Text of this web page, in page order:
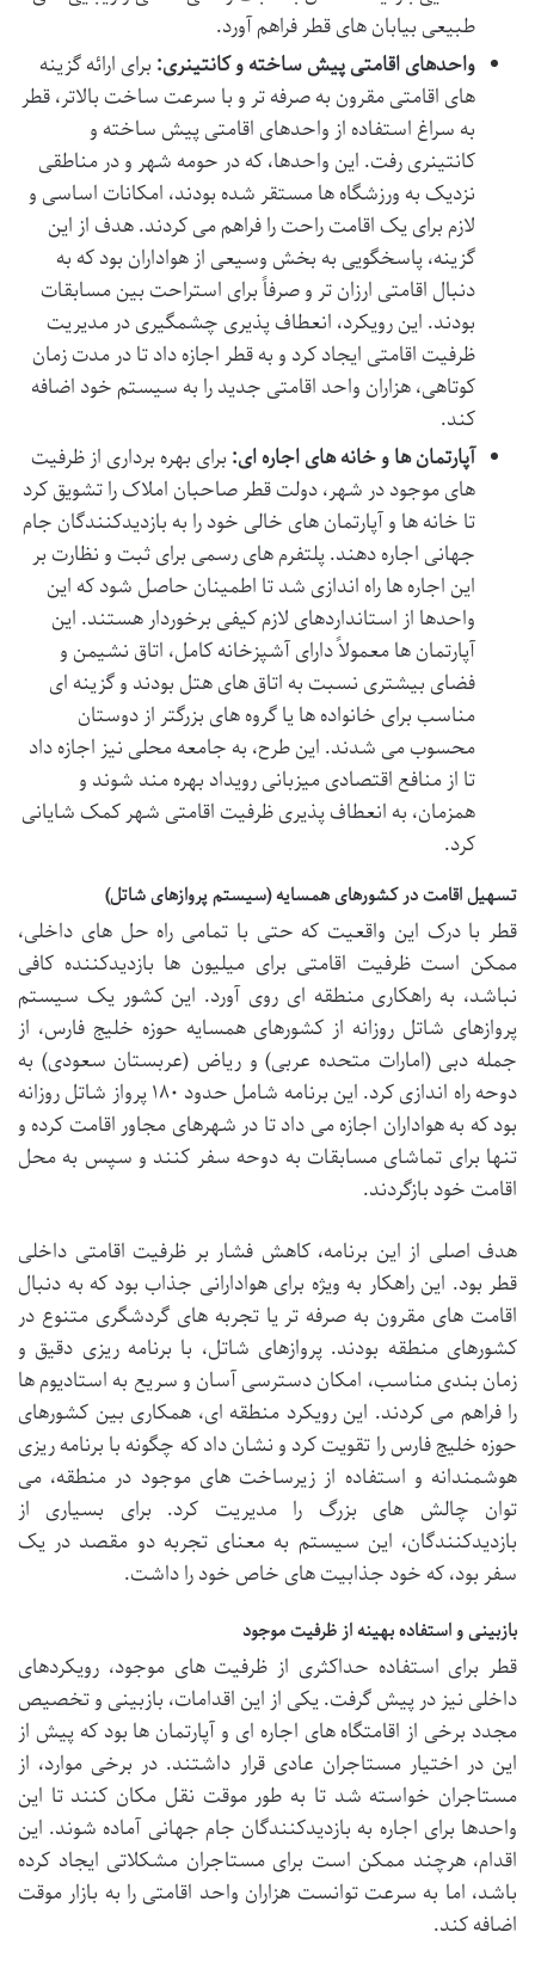
طبیعی بیابان های قطر فراهم آورد.
واحدهای اقامتی پیش ساخته و کانتینری: برای ارائه گزینه
های اقامتی مقرون به صرفه تر و با سرعت ساخت بالاتر، قطر
به سراغ استفاده از واحدهای اقامتی پیش ساخته و
کانتینری رفت. این واحدها، که در حومه شهر و در مناطقی
نزدیک به ورزشگاه ها مستقر شده بودند، امکانات اساسی و
لازم برای یک اقامت راحت را فراهم می کردند. هدف از این
گزینه، پاسخگویی به بخش وسیعی از هواداران بود که به
دنبال اقامتی ارزان تر و صرفاً برای استراحت بین مسابقات
بودند. این رویکرد، انعطاف پذیری چشمگیری در مدیریت
ظرفیت اقامتی ایجاد کرد و به قطر اجازه داد تا در مدت زمان
کوتاهی، هزاران واحد اقامتی جدید را به سیستم خود اضافه
کند.
آپارتمان ها و خانه های اجاره ای: برای بهره برداری از ظرفیت
های موجود در شهر، دولت قطر صاحبان املاک را تشویق کرد
تا خانه ها و آپارتمان های خالی خود را به بازدیدکنندگان جام
جهانی اجاره دهند. پلتفرم های رسمی برای ثبت و نظارت بر
این اجاره ها راه اندازی شد تا اطمینان حاصل شود که این
واحدها از استانداردهای لازم کیفی برخوردار هستند. این
آپارتمان ها معمولاً دارای آشپزخانه کامل، اتاق نشیمن و
فضای بیشتری نسبت به اتاق های هتل بودند و گزینه ای
مناسب برای خانواده ها یا گروه های بزرگتر از دوستان
محسوب می شدند. این طرح، به جامعه محلی نیز اجازه داد
تا از منافع اقتصادی میزبانی رویداد بهره مند شوند و
همزمان، به انعطاف پذیری ظرفیت اقامتی شهر کمک شایانی
کرد.
تسهیل اقامت در کشورهای همسایه (سیستم پروازهای شاتل)
قطر با درک این واقعیت که حتی با تمامی راه حل های داخلی،
ممکن است ظرفیت اقامتی برای میلیون ها بازدیدکننده کافی
نباشد، به راهکاری منطقه ای روی آورد. این کشور یک سیستم
پروازهای شاتل روزانه از کشورهای همسایه حوزه خلیج فارس، از
جمله دبی (امارات متحده عربی) و ریاض (عربستان سعودی) به
دوحه راه اندازی کرد. این برنامه شامل حدود ۱۸۰ پرواز شاتل روزانه
بود که به هواداران اجازه می داد تا در شهرهای مجاور اقامت کرده و
تنها برای تماشای مسابقات به دوحه سفر کنند و سپس به محل
اقامت خود بازگردند.
هدف اصلی از این برنامه، کاهش فشار بر ظرفیت اقامتی داخلی
قطر بود. این راهکار به ویژه برای هوادارانی جذاب بود که به دنبال
اقامت های مقرون به صرفه تر یا تجربه های گردشگری متنوع در
کشورهای منطقه بودند. پروازهای شاتل، با برنامه ریزی دقیق و
زمان بندی مناسب، امکان دسترسی آسان و سریع به استادیوم ها
را فراهم می کردند. این رویکرد منطقه ای، همکاری بین کشورهای
حوزه خلیج فارس را تقویت کرد و نشان داد که چگونه با برنامه ریزی
هوشمندانه و استفاده از زیرساخت های موجود در منطقه، می
توان چالش های بزرگ را مدیریت کرد. برای بسیاری از
بازدیدکنندگان، این سیستم به معنای تجربه دو مقصد در یک
سفر بود، که خود جذابیت های خاص خود را داشت.
بازبینی و استفاده بهینه از ظرفیت موجود
قطر برای استفاده حداکثری از ظرفیت های موجود، رویکردهای
داخلی نیز در پیش گرفت. یکی از این اقدامات، بازبینی و تخصیص
مجدد برخی از اقامتگاه های اجاره ای و آپارتمان ها بود که پیش از
این در اختیار مستاجران عادی قرار داشتند. در برخی موارد، از
مستاجران خواسته شد تا به طور موقت نقل مکان کنند تا این
واحدها برای اجاره به بازدیدکنندگان جام جهانی آماده شوند. این
اقدام، هرچند ممکن است برای مستاجران مشکلاتی ایجاد کرده
باشد، اما به سرعت توانست هزاران واحد اقامتی را به بازار موقت
اضافه کند.